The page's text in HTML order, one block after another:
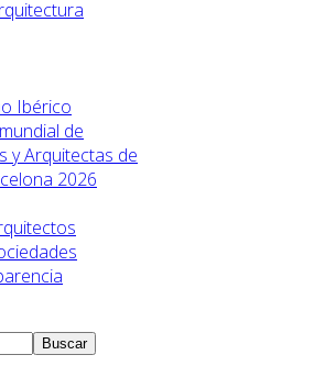
Ibérico
de
y Arquitectas de
2026
Buscar